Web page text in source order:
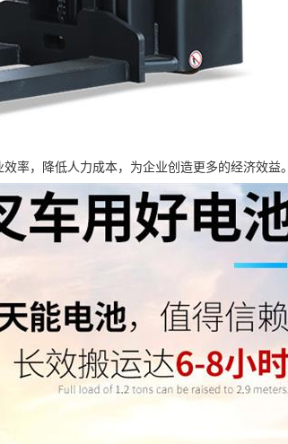
率，降低人力成本，为企业创造更多的经济效益。